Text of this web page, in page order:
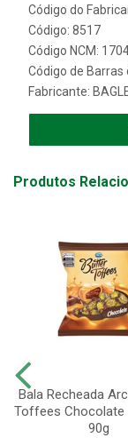
Código do
Código: 8517
Código NCM:
Código de
Fabricante:
Produtos
Bala Recheada
Toffees Chocolate
90g